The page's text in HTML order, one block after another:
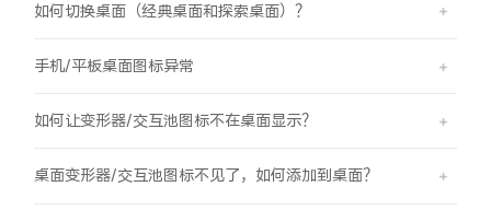
如何切换桌面（经典桌面和探索桌面）？
手机/平板桌面图标异常
如何让变形器/交互池图标不在桌面显示？
桌面变形器/交互池图标不见了，如何添加到桌面？